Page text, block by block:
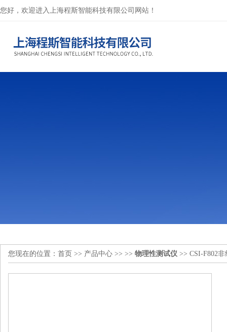
您好，欢迎进入上海程斯智能科技有限公司网站！
您现在的位置： 首页 >> 产品中心 >> >> 物理性测试仪 >> CSI-F802